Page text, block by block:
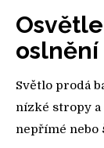
oslnění
Světlo prodá
nízké stropy
nepřímé nebo